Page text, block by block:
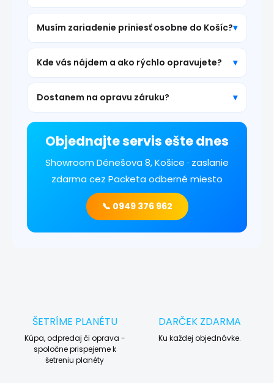
Musím zariadenie priniesť osobne do Košíc?
Kde vás nájdem a ako rýchlo opravujete?
Dostanem na opravu záruku?
Objednajte servis ešte dnes
Showroom Dénešova 8, Košice · zaslanie
zdarma cez Packeta odberné miesto
📞 0949 376 962
ŠETRÍME PLANÉTU
Kúpa, odpredaj či oprava -
spoločne prispejeme k
šetreniu planéty
DARČEK ZDARMA
Ku každej objednávke.